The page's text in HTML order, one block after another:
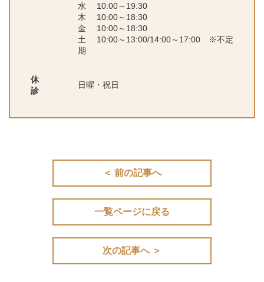
水 10:00～19:30
木 10:00～18:30
金 10:00～18:30
土 10:00～13:00/14:00～17:00 ※不定
期
休
診
日曜・祝日
＜ 前の記事へ
一覧ページに戻る
次の記事へ ＞